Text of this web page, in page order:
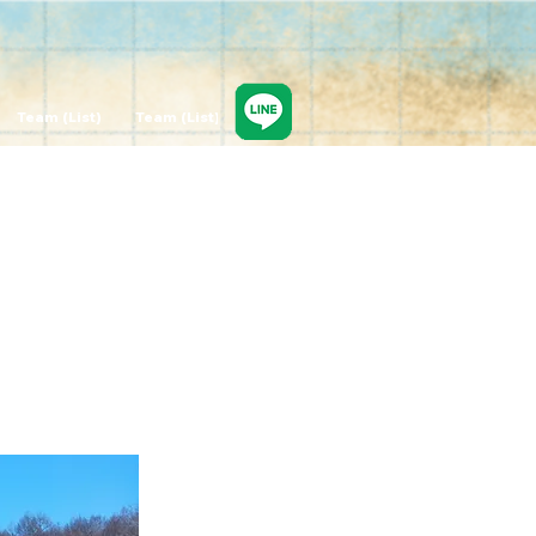
Team (List) Team (List) 新しいページ Courses ひんや